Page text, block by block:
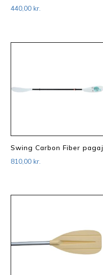
440,00kr.
Swing Carbon Fiber pagaj
810,00kr.